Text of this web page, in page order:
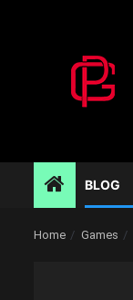
BLOG
Home Games